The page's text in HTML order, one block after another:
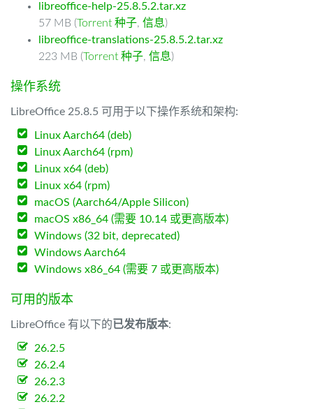
libreoffice-help-25.8.5.2.tar.xz
57 MB (Torrent 种子, 信息)
libreoffice-translations-25.8.5.2.tar.xz
223 MB (Torrent 种子, 信息)
操作系统
LibreOffice 25.8.5 可用于以下操作系统和架构:
Linux Aarch64 (deb)
Linux Aarch64 (rpm)
Linux x64 (deb)
Linux x64 (rpm)
macOS (Aarch64/Apple Silicon)
macOS x86_64 (需要 10.14 或更高版本)
Windows (32 bit, deprecated)
Windows Aarch64
Windows x86_64 (需要 7 或更高版本)
可用的版本
LibreOffice 有以下的已发布版本:
26.2.5
26.2.4
26.2.3
26.2.2